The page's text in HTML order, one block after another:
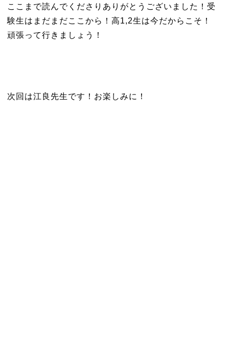
ここまで読んでくださりありがとうございました！受
験生はまだまだここから！高1,2生は今だからこそ！
頑張って行きましょう！
次回は江良先生です！お楽しみに！